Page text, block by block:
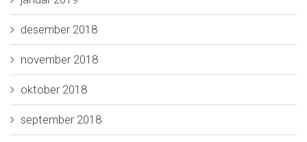
desember 2018
november 2018
oktober 2018
september 2018